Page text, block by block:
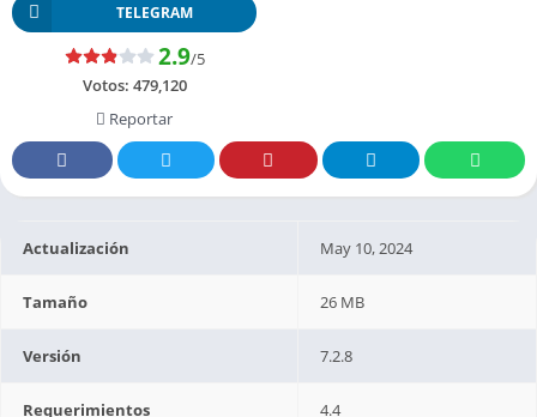
TELEGRAM
2.9/5
Votos: 479,120
Reportar
Actualización May 10, 2024
Tamaño 26 MB
Versión 7.2.8
Requerimientos 4.4